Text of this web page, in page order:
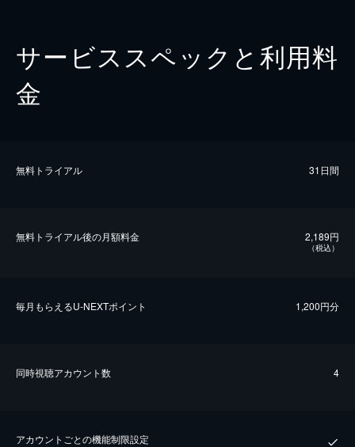
サービススペックと利用料
金
無料トライアル 31日間
無料トライアル後の⽉額料金 2,189円
（税込）
毎⽉もらえるU-NEXTポイント 1,200円分
同時視聴アカウント数 4
アカウントごとの機能制限設定